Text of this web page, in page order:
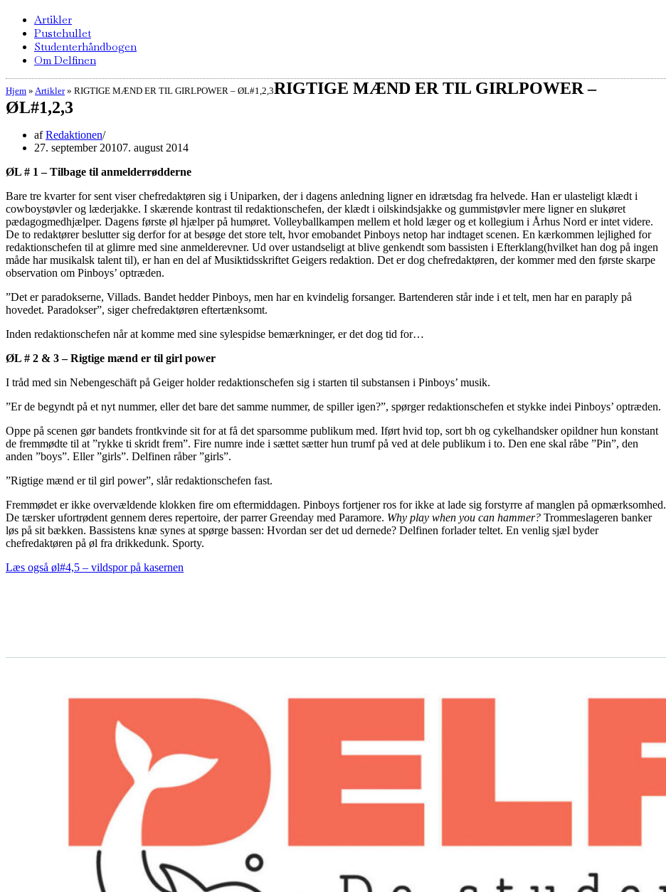
Artikler
Pustehullet
Studenterhåndbogen
Om Delfinen
Hjem » Artikler» RIGTIGE MÆND ER TIL GIRLPOWER – ØL#1,2,3RIGTIGE MÆND ER TIL GIRLPOWER –
ØL#1,2,3
afRedaktionen
27. september 20107. august 2014
ØL # 1 – Tilbage til anmelderrødderne
Bare tre kvarter for sent viser chefredaktøren sig i Uniparken, der i dagens anledning ligner en idrætsdag fra helvede. Han er ulasteligt klædt i
cowboystøvler og læderjakke. I skærende kontrast til redaktionschefen, der klædt i oilskindsjakke og gummistøvler mere ligner en slukøret
pædagogmedhjælper. Dagens første øl hjælper på humøret. Volleyballkampen mellem et hold læger og et kollegium i Århus Nord er intet videre.
De to redaktører beslutter sig derfor for at besøge det store telt, hvor emobandet Pinboys netop har indtaget scenen. En kærkommen lejlighed for
redaktionschefen til at glimre med sine anmelderevner. Ud over ustandseligt at blive genkendt som bassisten i Efterklang(hvilket han dog på ingen
måde har musikalsk talent til), er han en del af Musiktidsskriftet Geigers redaktion. Det er dog chefredaktøren, der kommer med den første skarpe
observation om Pinboys’ optræden.
”Det er paradokserne, Villads. Bandet hedder Pinboys, men har en kvindelig forsanger. Bartenderen står inde i et telt, men har en paraply på
hovedet. Paradokser”, siger chefredaktøren eftertænksomt.
Inden redaktionschefen når at komme med sine sylespidse bemærkninger, er det dog tid for…
ØL # 2 & 3 – Rigtige mænd er til girl power
I tråd med sin Nebengeschäft på Geiger holder redaktionschefen sig i starten til substansen i Pinboys’ musik.
”Er de begyndt på et nyt nummer, eller det bare det samme nummer, de spiller igen?”, spørger redaktionschefen et stykke indei Pinboys’ optræden.
Oppe på scenen gør bandets frontkvinde sit for at få det sparsomme publikum med. Iført hvid top, sort bh og cykelhandsker opildner hun konstant
de fremmødte til at ”rykke ti skridt frem”. Fire numre inde i sættet sætter hun trumf på ved at dele publikum i to. Den ene skal råbe ”Pin”, den
anden ”boys”. Eller ”girls”. Delfinen råber ”girls”.
”Rigtige mænd er til girl power”, slår redaktionschefen fast.
Fremmødet er ikke overvældende klokken fire om eftermiddagen. Pinboys fortjener ros for ikke at lade sig forstyrre af manglen på opmærksomhed.
De tærsker ufortrødent gennem deres repertoire, der parrer Greenday med Paramore. Why play when you can hammer? Trommeslageren banker
løs på sit bækken. Bassistens knæ synes at spørge bassen: Hvordan ser det ud dernede? Delfinen forlader teltet. En venlig sjæl byder
chefredaktøren på øl fra drikkedunk. Sporty.
Læs også øl#4,5 – vildspor på kasernen